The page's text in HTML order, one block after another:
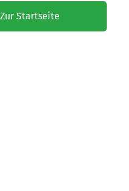
Zur Startseite